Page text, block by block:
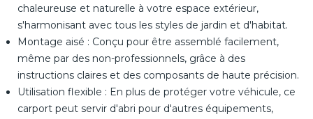
chaleureuse et naturelle à votre espace extérieur,
s'harmonisant avec tous les styles de jardin et d'habitat.
Montage aisé : Conçu pour être assemblé facilement,
même par des non-professionnels, grâce à des
instructions claires et des composants de haute précision.
Utilisation flexible : En plus de protéger votre véhicule, ce
carport peut servir d'abri pour d'autres équipements,